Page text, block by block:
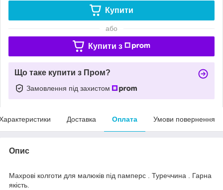
Купити
або
Купити з
Що таке купити з Пром?
Замовлення під захистом
Доставка Оплата Умови повернення
Опис
Махрові колготи для малюків під памперс . Туреччина . Гарна
якість.